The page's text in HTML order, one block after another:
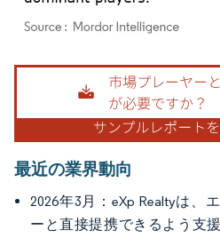
画像 © Mordor Intelligence。再利用には
最近の業界動向
2026年3月：eXp Realtyは、
ーと直接提携できるよう支